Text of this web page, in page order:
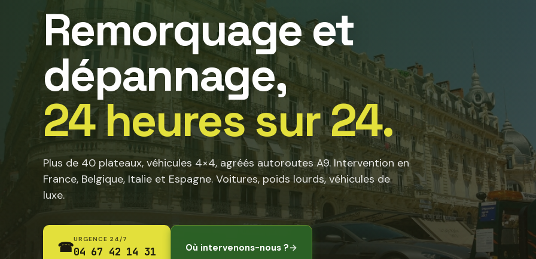
Remorquage et
dépannage,
24 heures sur 24.
Plus de 40 plateaux, véhicules 4×4, agréés autoroutes A9. Intervention en
France, Belgique, Italie et Espagne. Voitures, poids lourds, véhicules de
luxe.
☎URGENCE 24/7
04 67 42 14 31 Où intervenons-nous ?→